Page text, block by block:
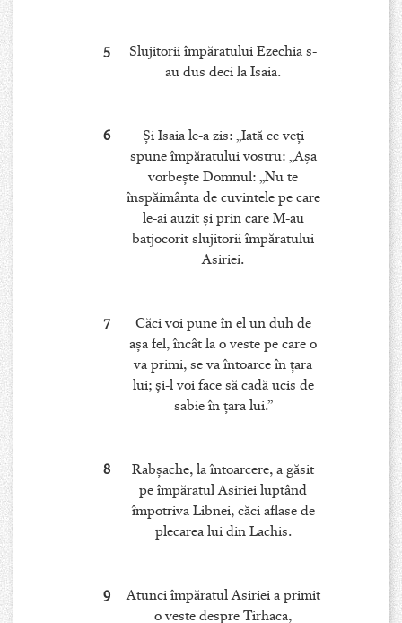
5
Slujitorii împăratului Ezechia s-
au dus deci la Isaia.
6
Şi Isaia le-a zis: „Iată ce veţi
spune împăratului vostru: „Aşa
vorbeşte Domnul: „Nu te
înspăimânta de cuvintele pe care
le-ai auzit şi prin care M-au
batjocorit slujitorii împăratului
Asiriei.
7
Căci voi pune în el un duh de
aşa fel, încât la o veste pe care o
va primi, se va întoarce în ţara
lui; şi-l voi face să cadă ucis de
sabie în ţara lui.”
8
Rabşache, la întoarcere, a găsit
pe împăratul Asiriei luptând
împotriva Libnei, căci aflase de
plecarea lui din Lachis.
9
Atunci împăratul Asiriei a primit
o veste despre Tirhaca,